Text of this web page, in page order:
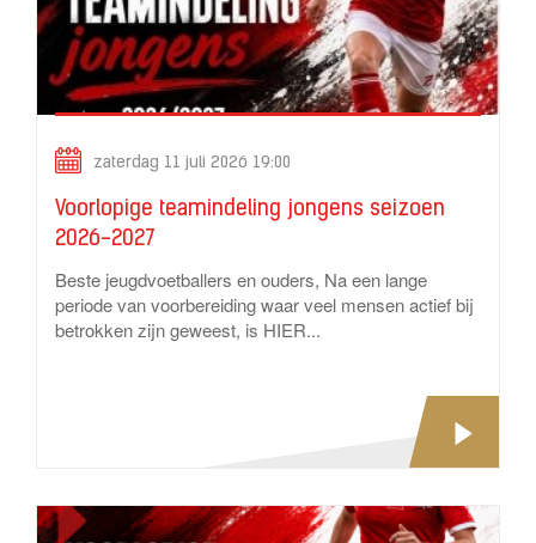
zaterdag 11 juli 2026 19:00
Voorlopige teamindeling jongens seizoen
2026-2027
Beste jeugdvoetballers en ouders, Na een lange
periode van voorbereiding waar veel mensen actief bij
betrokken zijn geweest, is HIER...